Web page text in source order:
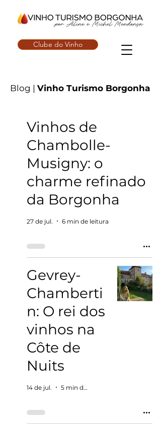
Clube do Vinho
Blog | Vinho Turismo Borgonha
Vinhos de
Chambolle-
Musigny: o
charme refinado
da Borgonha
27 de jul. 6 min de leitura
Gevrey-
Chamberti
n: O rei dos
vinhos na
Côte de
Nuits
14 de jul. 5 min de leitura